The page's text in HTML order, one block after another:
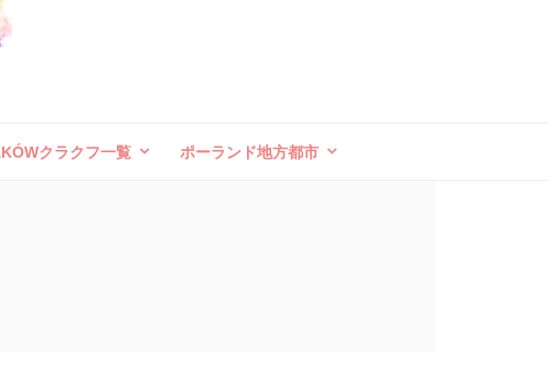
クラクフ一覧 ポーランド地方都市